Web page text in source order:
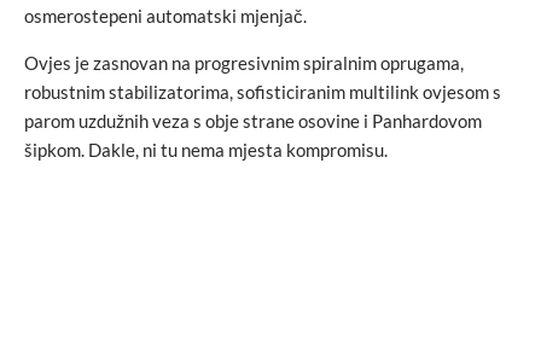
osmerostepeni automatski mjenjač.
Ovjes je zasnovan na progresivnim spiralnim oprugama,
robustnim stabilizatorima, sofisticiranim multilink ovjesom s
parom uzdužnih veza s obje strane osovine i Panhardovom
šipkom. Dakle, ni tu nema mjesta kompromisu.